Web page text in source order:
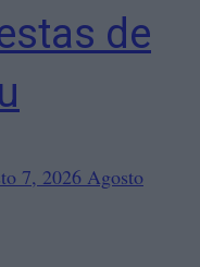
de
7, 2026 Agosto